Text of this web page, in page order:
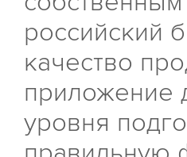
российский
качество
приложение
уровня